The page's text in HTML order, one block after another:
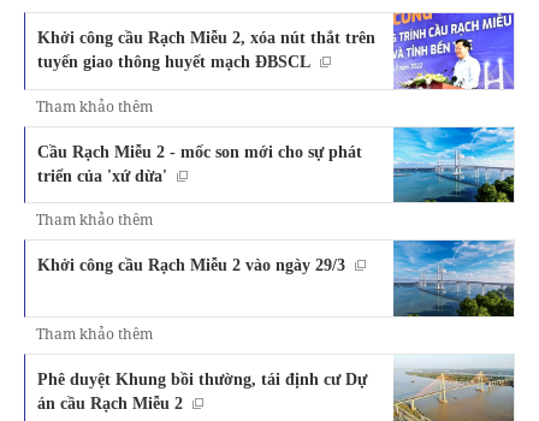
Khởi công cầu Rạch Miễu 2, xóa nút thắt trên
tuyến giao thông huyết mạch ĐBSCL
Tham khảo thêm
Cầu Rạch Miễu 2 - mốc son mới cho sự phát
triển của 'xứ dừa'
Tham khảo thêm
Khởi công cầu Rạch Miễu 2 vào ngày 29/3
Tham khảo thêm
Phê duyệt Khung bồi thường, tái định cư Dự
án cầu Rạch Miễu 2